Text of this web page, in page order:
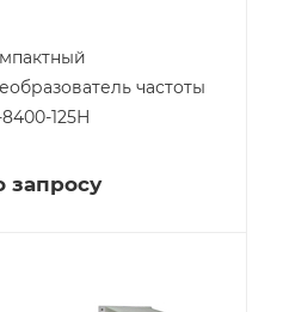
частоты
8400-125Н
запросу